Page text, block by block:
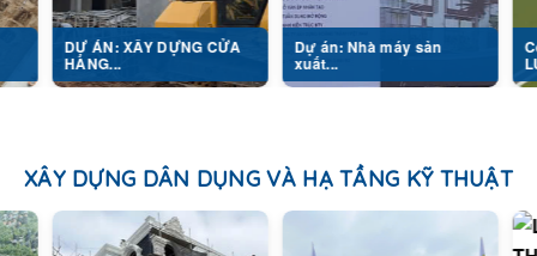
ÁN: XÂY DỰNG CỬA Dự án: Nhà máy sản Công Trình:
LUXSHARE
XÂY DỰNG DÂN DỤNG VÀ HẠ TẦNG KỸ THUẬT